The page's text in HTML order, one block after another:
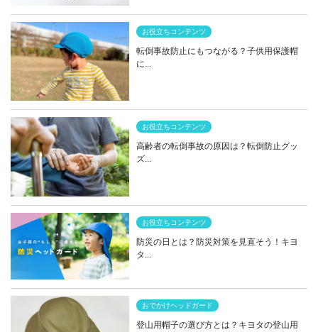
お役立ちコンテンツ
転倒事故防止にもつながる？子供用保護帽
に...
お役立ちコンテンツ
高齢者の転倒事故の原因は？転倒防止グッ
ズ...
お役立ちコンテンツ
防災の日とは？防災対策を見直そう！キヨ
タ...
おでかけヘッドガード
登山用帽子の選び方とは？キヨタの登山用